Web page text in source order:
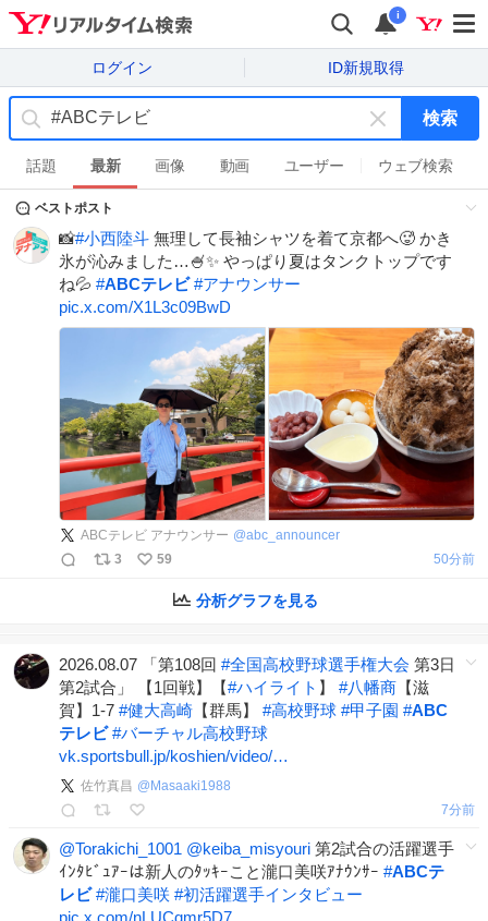
i
ログイン ID新規取得
キ
ー
ワ
ド
を
検索
話題 最新 画像 動画 ユーザー ウェブ検索
ベストポスト
📸#小西陸斗 無理して長袖シャツを着て京都へ🥵 かき
氷が沁みました…🍧✨ やっぱり夏はタンクトップです
ね💦 #ABCテレビ #アナウンサー
pic.x.com/X1L3c09BwD
ABCテレビ アナウンサー @abc_announcer
3
59 51分前
分析グラフを見る
2026.08.07 「第108回 #全国高校野球選手権大会 第3日
第2試合」 【1回戦】【#ハイライト 】 #八幡商 【滋
賀】1-7 #健大高崎 【群馬】 #高校野球 #甲子園 #ABC
テレビ #バーチャル高校野球
vk.sportsbull.jp/koshien/video/…
佐竹真昌 @ Masaaki1988
7分前
@Torakichi_1001 @keiba_misyouri 第2試合の活躍選手
ｲﾝﾀﾋﾞｭｱｰは新人のﾀｯｷｰこと瀧口美咲ｱﾅｳﾝｻｰ #ABCテ
レビ #瀧口美咲 #初活躍選手インタビュー
pic.x.com/nLUCqmr5D7